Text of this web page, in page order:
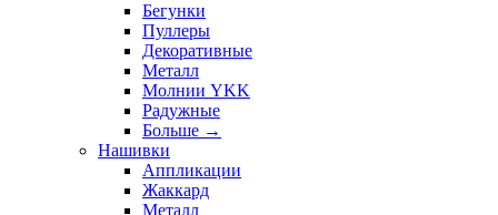
Бегунки
Пуллеры
Декоративные
Металл
Молнии YKK
Радужные
Больше →
Нашивки
Аппликации
Жаккард
Металл